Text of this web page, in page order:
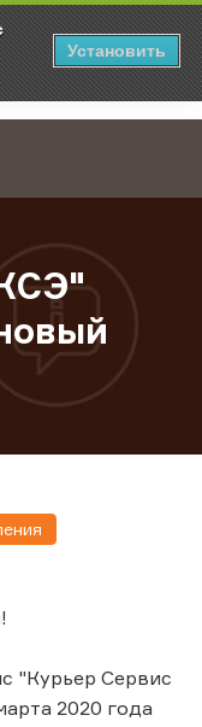
Установить
офиса "КСЭ"
"Курьер Сервис
2020 года